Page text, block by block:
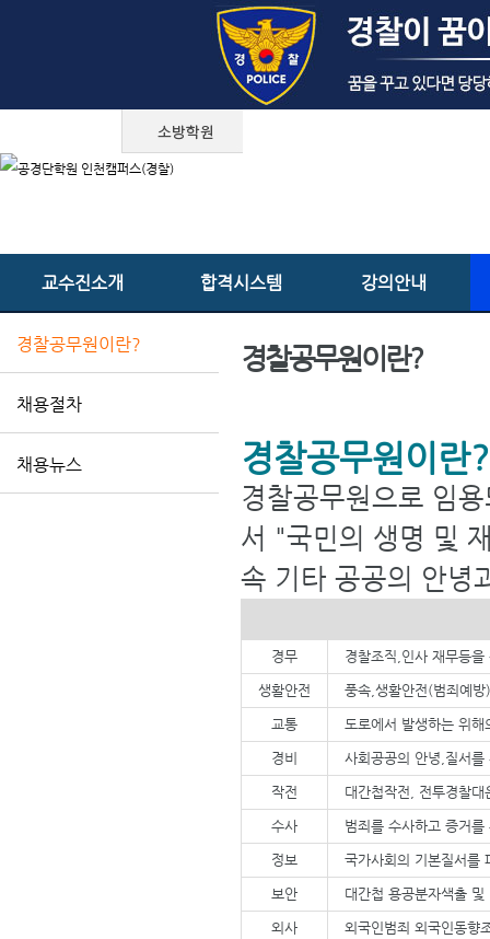
교수진소개 합격시스템 강의안내
경찰공무원이란?
채용절차
채용뉴스
경찰공무원이란?
경찰공무원이란?
경찰공무원으로 임
서 "국민의 생명 및
속 기타 공공의 안녕
경무 경찰조직,인사 재무등
생활안전 풍속,생활안전(범죄예
교통 도로에서 발생하는 위
경비 사회공공의 안녕,질서
작전 대간첩작전, 전투경찰
수사 범죄를 수사하고 증거
정보 국가사회의 기본질서를
보안 대간첩 용공분자색출
외사 외국인범죄 외국인동향